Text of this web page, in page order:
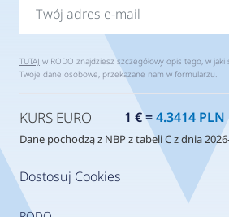
Dostosuj Cookies
TUTAJ w RODO znajdziesz szczegółowy opis tego, w
Twoje dane osobowe, przekazane nam w formularzu.
KURS EURO 1 € =4.3414 PLN
Dane pochodzą z NBP z tabeli C z dnia